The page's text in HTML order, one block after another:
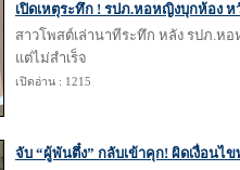
เปิดเหตุระทึก ! รปภ.หอหญิงบุกห้อง
สาวโพสต์เล่านาทีระทึก หลัง รปภ.ห
แต่ไม่สำเร็จ
เปิดอ่าน : 1215
จับ “ผู้พันตึ๋ง” กลับเข้าคุก! ผิดเงื่อนไ